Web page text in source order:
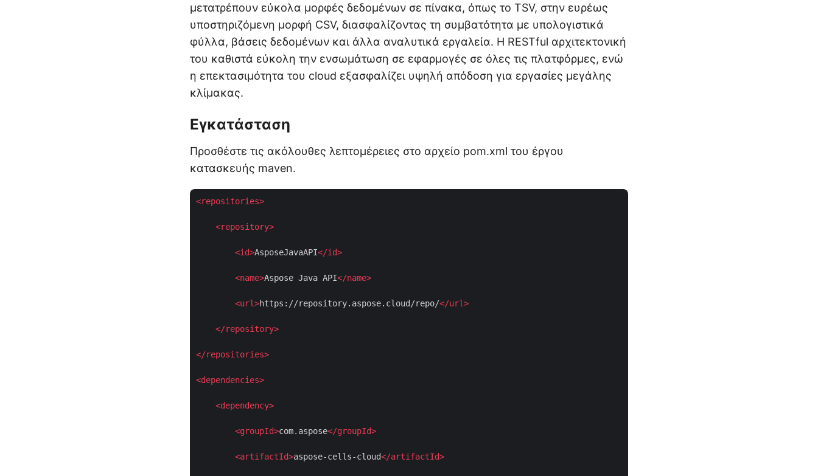
μετατρέπουν εύκολα μορφές δεδομένων σε πίνακα, όπως το TSV, στην ευρέως
υποστηριζόμενη μορφή CSV, διασφαλίζοντας τη συμβατότητα με υπολογιστικά
φύλλα, βάσεις δεδομένων και άλλα αναλυτικά εργαλεία. Η RESTful αρχιτεκτονική
του καθιστά εύκολη την ενσωμάτωση σε εφαρμογές σε όλες τις πλατφόρμες, ενώ
η επεκτασιμότητα του cloud εξασφαλίζει υψηλή απόδοση για εργασίες μεγάλης
κλίμακας.
Εγκατάσταση
Προσθέστε τις ακόλουθες λεπτομέρειες στο αρχείο pom.xml του έργου
κατασκευής maven.
<repositories>
<repository>
<id>AsposeJavaAPI</id>
<name>Aspose Java API</name>
<url>https://repository.aspose.cloud/repo/</url>
</repository>
</repositories>
<dependencies>
<dependency>
<groupId>com.aspose</groupId>
<artifactId>aspose-cells-cloud</artifactId>